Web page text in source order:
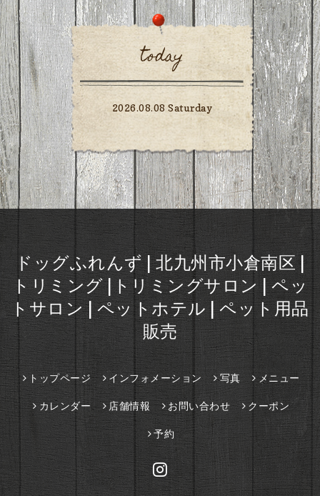
today
2026.08.08 Saturday
ドッグふれんず | 北九州市小倉南区 |
トリミング |トリミングサロン | ペッ
トサロン | ペットホテル | ペット用品
販売
トップページ インフォメーション 写真 メニュー
カレンダー 店舗情報 お問い合わせ クーポン
予約